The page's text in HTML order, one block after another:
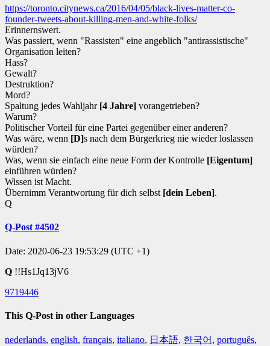
https://toronto.citynews.ca/2016/04/05/black-lives-matter-co-
founder-tweets-about-killing-men-and-white-folks/
Erinnernswert.
Was passiert, wenn "Rassisten" eine angeblich "antirassistische"
Organisation leiten?
Hass?
Gewalt?
Destruktion?
Mord?
Spaltung jedes Wahljahr [4 Jahre] vorangetrieben?
Warum?
Politischer Vorteil für eine Partei gegenüber einer anderen?
Was wäre, wenn [D]s nach dem Bürgerkrieg nie wieder loslassen
würden?
Was, wenn sie einfach eine neue Form der Kontrolle [Eigentum]
einführen würden?
Wissen ist Macht.
Übernimm Verantwortung für dich selbst [dein Leben].
Q
Q-Post #4502
Date: 2020-06-23 19:53:29 (UTC +1)
Q !!Hs1Jq13jV6
9719446
This Q-Post in other Languages
nederlands, english, français, italiano, 日本語, 한국어 , português,